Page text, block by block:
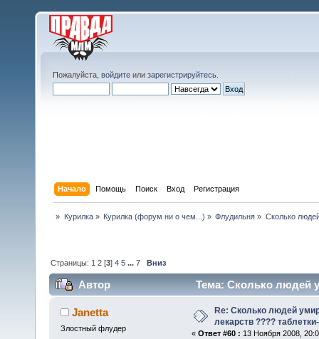
Пожалуйста, войдите или зарегистрируйтесь
Начало Помощь Поиск Вход Регистрация
» Курилка» Курилка (форум ни о чем...) » Флудильня » Сколько
Страницы: 1 2 [3]4 5 ...7 Вниз
Автор
Тема: Сколько людей
(Прочитано 102063 раз)
Janetta
Злостный флудер
Re: Сколько людей
лекарств ????
« Ответ #60 : 13 Ноября 2008,